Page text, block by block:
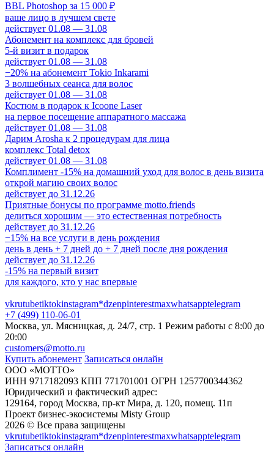
BBL Photoshop за 15 000 ₽
ваше лицо в лучшем свете
действует 01.08 — 31.08
Абонемент на комплекс для бровей
5-й визит в подарок
действует 01.08 — 31.08
−20% на абонемент Tokio Inkarami
3 волшебных сеанса для волос
действует 01.08 — 31.08
Костюм в подарок к Icoone Laser
на первое посещение аппаратного массажа
действует 01.08 — 31.08
Дарим Arosha к 2 процедурам для лица
комплекс Total detox
действует 01.08 — 31.08
Комплимент -15% на домашний уход для волос в день визита
открой магию своих волос
действует до 31.12.26
Приятные бонусы по программе motto.friends
делиться хорошим — это естественная потребность
действует до 31.12.26
−15% на все услуги в день рождения
день в день + 7 дней до + 7 дней после дня рождения
действует до 31.12.26
-15% на первый визит
для каждого, кто у нас впервые
vkrutubetiktokinstagram*dzenpinterestmaxwhatsapptelegram
+7 (499) 110-06-01
Москва, ул. Мясницкая, д. 24/7, стр. 1 Режим работы с 8:00 до
20:00
customers@motto.ru
Купить абонемент Записаться онлайн
ООО «МОТТО»
ИНН 9717182093 КПП 771701001 ОГРН 1257700344362
Юридический и фактический адрес:
129164, город Москва, пр-кт Мира, д. 120, помещ. 11п
Проект бизнес-экосистемы Misty Group
2026 © Все права защищены
vkrutubetiktokinstagram*dzenpinterestmaxwhatsapptelegram
Записаться онлайн